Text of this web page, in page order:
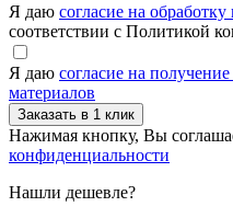
Я даю согласие на
соответствии с Политикой
Я даю согласие на
материалов
Нажимая кнопку, Вы
конфиденциальности
Нашли дешевле?